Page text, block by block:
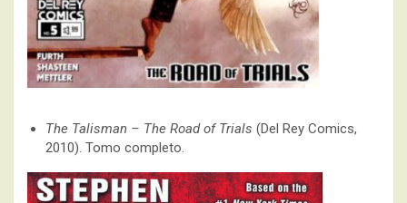
The Talisman – The Road of Trials (Del Rey Comics,
2010). Tomo completo.